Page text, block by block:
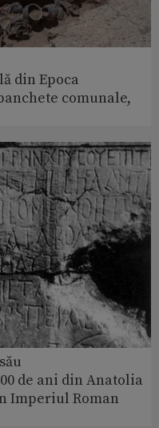
din Epoca
comunale,
de ani din Anatolia
Imperiul Roman